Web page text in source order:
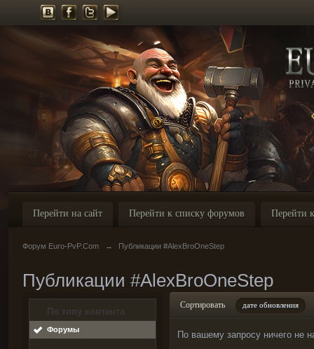
Перейти на сайт Перейти к списку форумов Перейти
Форум Euro-PvP.Com → Публикации #AlexBroOneStep
Публикации #AlexBroOneStep
По типу контента
Форумы
Сортировать дате обновления
По вашему запросу ничего не